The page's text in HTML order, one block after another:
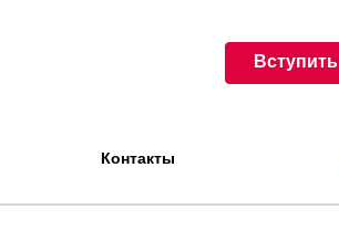
Вступить
Контакты